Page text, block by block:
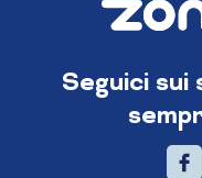
Seguici